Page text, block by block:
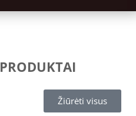
PRODUKTAI
Žiūrėti visus